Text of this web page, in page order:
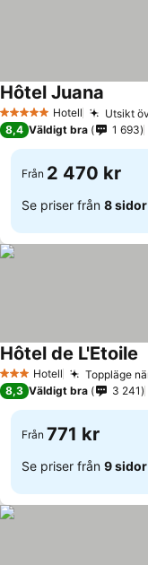
5 Stjärnor Hotell Utsikt
Hôtel Juana
8,4 Väldigt bra 1 693
Från 2 470 kr
Se priser från 8 sidor
3 StjärnorHotell Toppläge
Hôtel de L'Etoile
8,3 Väldigt bra 3 241
Från 771 kr
Se priser från 9 sidor